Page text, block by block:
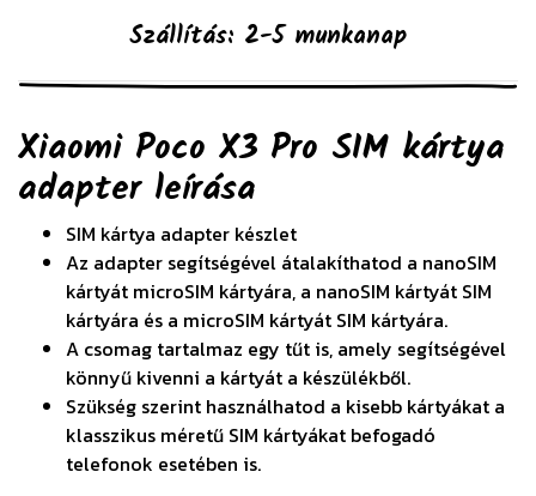
Szállítás: 2-5 munkanap
Xiaomi Poco X3 Pro SIM kártya
adapter leírása
SIM kártya adapter készlet
Az adapter segítségével átalakíthatod a nanoSIM
kártyát microSIM kártyára, a nanoSIM kártyát SIM
kártyára és a microSIM kártyát SIM kártyára.
A csomag tartalmaz egy tűt is, amely segítségével
könnyű kivenni a kártyát a készülékből.
Szükség szerint használhatod a kisebb kártyákat a
klasszikus méretű SIM kártyákat befogadó
telefonok esetében is.